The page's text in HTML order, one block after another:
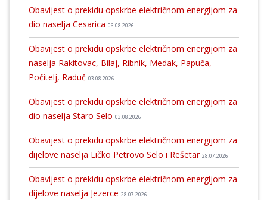
Obavijest o prekidu opskrbe električnom energijom za
dio naselja Cesarica 06.08.2026
Obavijest o prekidu opskrbe električnom energijom za
naselja Rakitovac, Bilaj, Ribnik, Medak, Papuča,
Počitelj, Raduč 03.08.2026
Obavijest o prekidu opskrbe električnom energijom za
dio naselja Staro Selo 03.08.2026
Obavijest o prekidu opskrbe električnom energijom za
dijelove naselja Ličko Petrovo Selo i Rešetar 28.07.2026
Obavijest o prekidu opskrbe električnom energijom za
dijelove naselja Jezerce 28.07.2026